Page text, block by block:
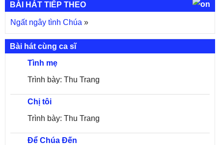
BÀI HÁT TIẾP THEO
Ngất ngây tình Chúa »
Bài hát cùng ca sĩ
Tình mẹ
Trình bày: Thu Trang
Chị tôi
Trình bày: Thu Trang
Để Chúa Đến